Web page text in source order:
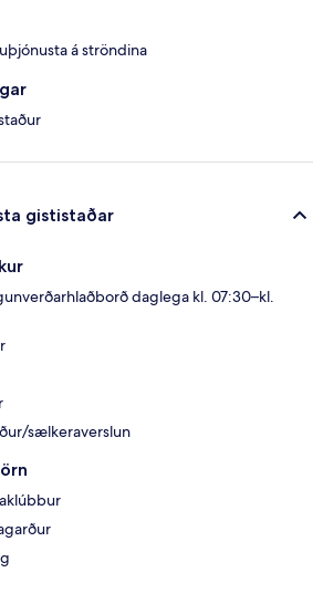
á ströndina
gististaðar
daglega kl. 07:30–kl.
sælkeraverslun